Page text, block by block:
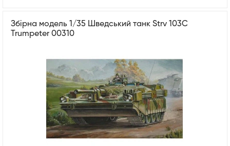
Збірна модель 1/35 Шведський танк Strv 103C
Trumpeter 00310